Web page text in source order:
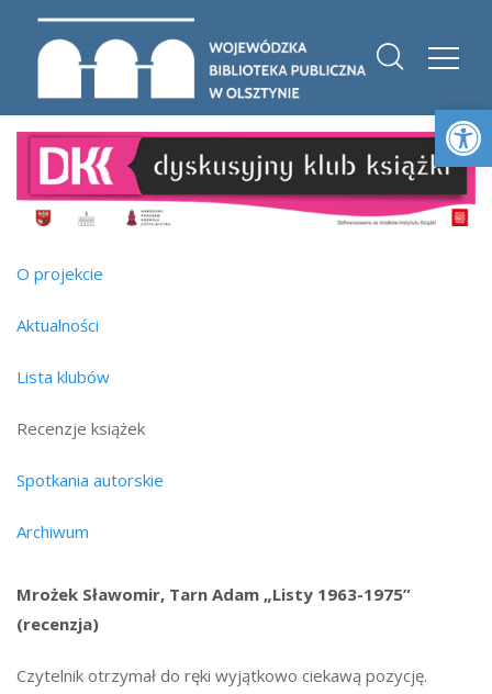
O projekcie
Aktualności
Lista klubów
Recenzje książek
Spotkania autorskie
Archiwum
Mrożek Sławomir, Tarn Adam „Listy 1963-1975”
(recenzja)
Czytelnik otrzymał do ręki wyjątkowo ciekawą pozycję.